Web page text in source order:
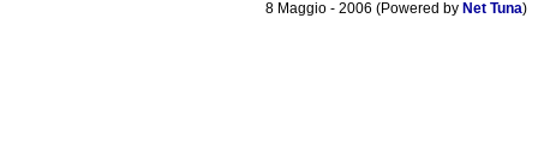
8 Maggio - 2006 (Powered by Net Tuna)